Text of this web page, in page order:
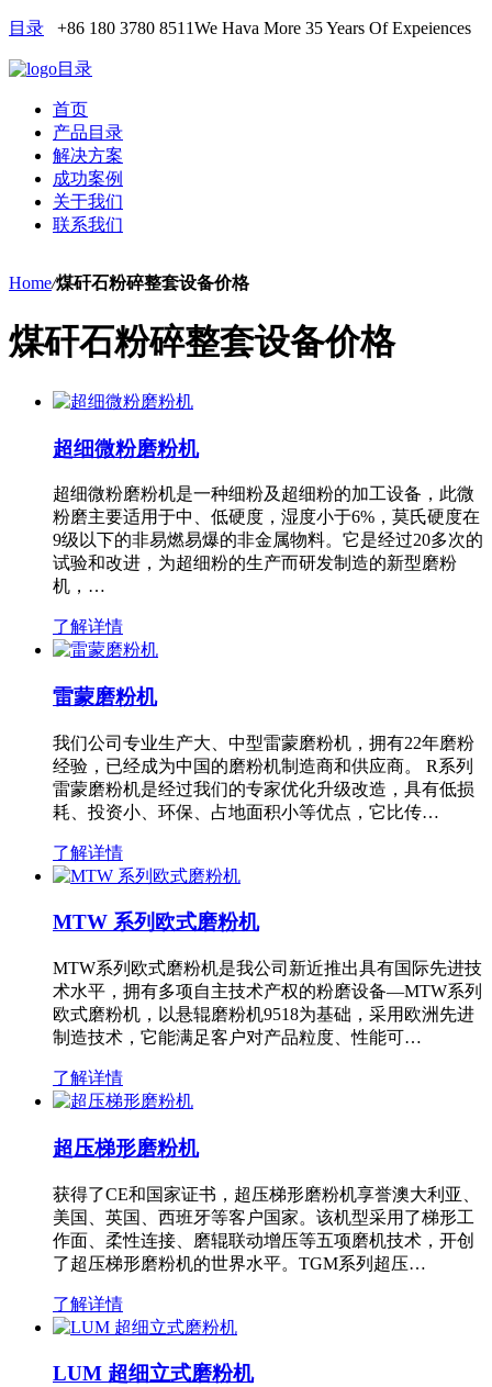
目录 +86 180 3780 8511We Hava More 35 Years Of Expeiences
目录
首页
产品目录
解决方案
成功案例
关于我们
联系我们
Home/煤矸石粉碎整套设备价格
煤矸石粉碎整套设备价格
超细微粉磨粉机
超细微粉磨粉机是一种细粉及超细粉的加工设备，此微
粉磨主要适用于中、低硬度，湿度小于6%，莫氏硬度在
9级以下的非易燃易爆的非金属物料。它是经过20多次的
试验和改进，为超细粉的生产而研发制造的新型磨粉
机，…
了解详情
雷蒙磨粉机
我们公司专业生产大、中型雷蒙磨粉机，拥有22年磨粉
经验，已经成为中国的磨粉机制造商和供应商。 R系列
雷蒙磨粉机是经过我们的专家优化升级改造，具有低损
耗、投资小、环保、占地面积小等优点，它比传…
了解详情
MTW 系列欧式磨粉机
MTW系列欧式磨粉机是我公司新近推出具有国际先进技
术水平，拥有多项自主技术产权的粉磨设备—MTW系列
欧式磨粉机，以悬辊磨粉机9518为基础，采用欧洲先进
制造技术，它能满足客户对产品粒度、性能可…
了解详情
超压梯形磨粉机
获得了CE和国家证书，超压梯形磨粉机享誉澳大利亚、
美国、英国、西班牙等客户国家。该机型采用了梯形工
作面、柔性连接、磨辊联动增压等五项磨机技术，开创
了超压梯形磨粉机的世界水平。TGM系列超压…
了解详情
LUM 超细立式磨粉机